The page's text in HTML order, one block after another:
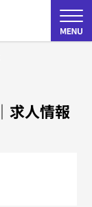
｜求人情報